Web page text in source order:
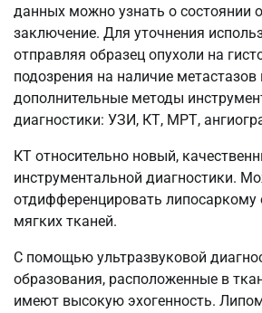
данных можно узнать о состоянии
заключение. Для уточнения
отправляя образец опухоли на
подозрения на наличие
дополнительные методы
диагностики: УЗИ, КТ, МРТ,
КТ относительно новый,
инструментальной диагностики.
отдифференцировать липосаркому
мягких тканей.
С помощью ультразвуковой
образования, расположенные в
имеют высокую эхогенность.